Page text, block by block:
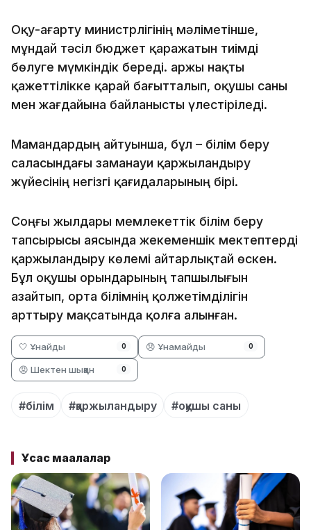
Оқу-ағарту министрлігінің мәліметінше,
мұндай тәсіл бюджет қаражатын тиімді
бөлуге мүмкіндік береді. Қаржы нақты
қажеттілікке қарай бағытталып, оқушы саны
мен жағдайына байланысты үлестіріледі.
Мамандардың айтуынша, бұл – білім беру
саласындағы заманауи қаржыландыру
жүйесінің негізгі қағидаларының бірі.
Соңғы жылдары мемлекеттік білім беру
тапсырысы аясында жекеменшік мектептерді
қаржыландыру көлемі айтарлықтай өскен.
Бұл оқушы орындарының тапшылығын
азайтып, орта білімнің қолжетімділігін
арттыру мақсатында қолға алынған.
🤍 Ұнайды 0 😞 Ұнамайды 0
😡 Шектен шыққан 0
#білім #қаржыландыру #оқушы саны
Ұқсас мақалалар